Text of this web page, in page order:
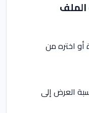
اختره من
العرض إلى